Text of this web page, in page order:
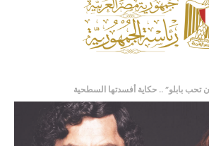
بابلو” .. حكاية أفسدتها السطحية